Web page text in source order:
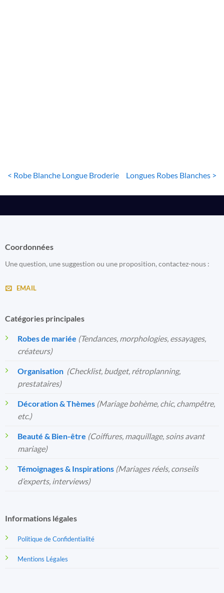
< Robe Blanche Longue Broderie Longues Robes Blanches >
Coordonnées
Une question, une suggestion ou une proposition, contactez-nous :
EMAIL
Catégories principales
Robes de mariée (Tendances, morphologies, essayages,
créateurs)
Organisation️ (Checklist, budget, rétroplanning,
prestataires)
Décoration & Thèmes (Mariage bohème, chic, champêtre,
etc.)
Beauté & Bien-être (Coiffures, maquillage, soins avant
mariage)
Témoignages & Inspirations (Mariages réels, conseils
d’experts, interviews)
Informations légales
Politique de Confidentialité
Mentions Légales